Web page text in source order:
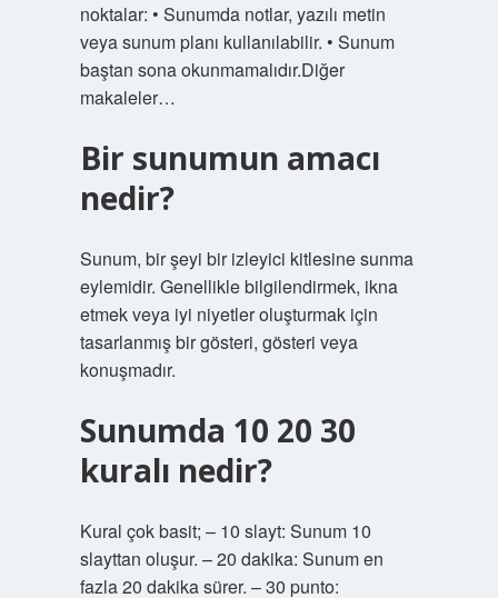
noktalar: • Sunumda notlar, yazılı metin
veya sunum planı kullanılabilir. • Sunum
baştan sona okunmamalıdır.Diğer
makaleler…
Bir sunumun amacı
nedir?
Sunum, bir şeyi bir izleyici kitlesine sunma
eylemidir. Genellikle bilgilendirmek, ikna
etmek veya iyi niyetler oluşturmak için
tasarlanmış bir gösteri, gösteri veya
konuşmadır.
Sunumda 10 20 30
kuralı nedir?
Kural çok basit; – 10 slayt: Sunum 10
slayttan oluşur. – 20 dakika: Sunum en
fazla 20 dakika sürer. – 30 punto: